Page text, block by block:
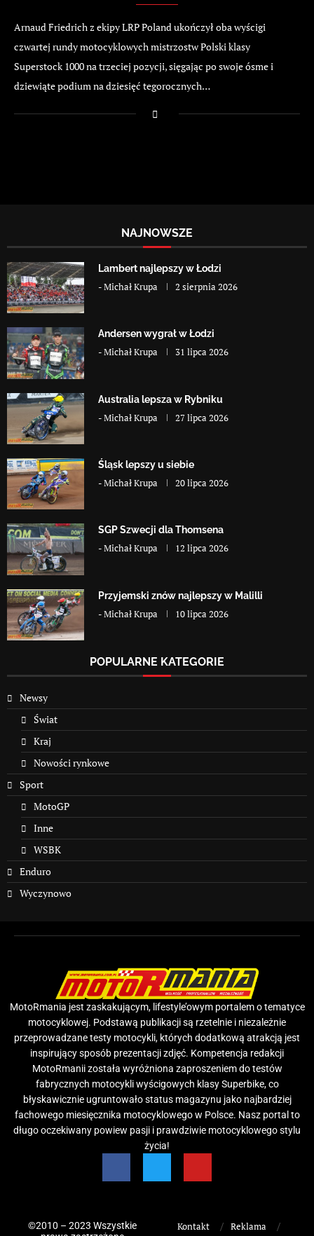
Arnaud Friedrich z ekipy LRP Poland ukończył oba wyścigi
czwartej rundy motocyklowych mistrzostw Polski klasy
Superstock 1000 na trzeciej pozycji, sięgając po swoje ósme i
dziewiąte podium na dziesięć tegorocznych…
NAJNOWSZE
Lambert najlepszy w Łodzi
-Michał Krupa 2 sierpnia 2026
Andersen wygrał w Łodzi
-Michał Krupa 31 lipca 2026
Australia lepsza w Rybniku
-Michał Krupa 27 lipca 2026
Śląsk lepszy u siebie
-Michał Krupa 20 lipca 2026
SGP Szwecji dla Thomsena
-Michał Krupa 12 lipca 2026
Przyjemski znów najlepszy w Malilli
-Michał Krupa 10 lipca 2026
POPULARNE KATEGORIE
Newsy
Świat
Kraj
Nowości rynkowe
Sport
MotoGP
Inne
WSBK
Enduro
Wyczynowo
MotoRmania jest zaskakującym, lifestyle’owym portalem o tematyce
motocyklowej. Podstawą publikacji są rzetelnie i niezależnie
przeprowadzane testy motocykli, których dodatkową atrakcją jest
inspirujący sposób prezentacji zdjęć. Kompetencja redakcji
MotoRmanii została wyróżniona zaproszeniem do testów
fabrycznych motocykli wyścigowych klasy Superbike, co
błyskawicznie ugruntowało status magazynu jako najbardziej
fachowego miesięcznika motocyklowego w Polsce. Nasz portal to
długo oczekiwany powiew pasji i prawdziwie motocyklowego stylu
życia!
©2010 – 2023 Wszystkie
Kontakt
Reklama